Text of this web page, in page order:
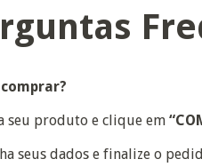
seu produto e clique em
seus dados e finalize o